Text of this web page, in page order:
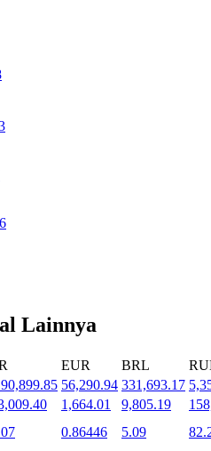
token populer
Lainnya
EUR BRL
56,290.94 331,693.17
1,664.01 9,805.19
0.86446 5.09